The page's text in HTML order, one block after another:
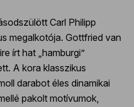
Carl Philipp
megalkotója. Gottfried van
írt hat „hamburgi”
A kora klasszikus
darabot éles dinamikai
pakolt motívumok,